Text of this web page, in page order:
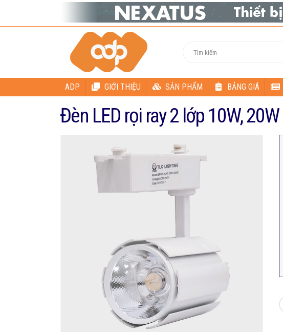
ADP GIỚI THIỆU SẢN PHẨM BẢNG GIÁ
Đèn LED rọi ray 2 lớp 10W, 20W